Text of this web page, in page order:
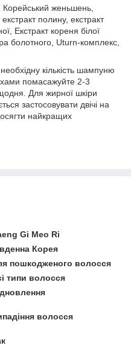
Корейський женьшень,
полину, екстракт
Екстракт кореня білої
болотного, Uturn-комплекс,
кількість шампуню
помасажуйте 2-3
Для жирної шкіри
застосовувати двічі на
найкращих
Gi Meo Ri
Корея
пошкодженого волосся
типи волосся
волосся